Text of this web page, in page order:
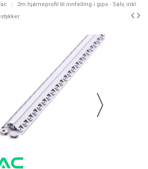
2m hjørneprofil til innfelling i gips - Sølv, inkl.